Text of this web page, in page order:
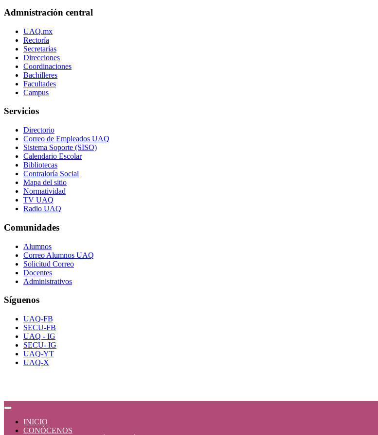
Admnistración central
UAQ.mx
Rectoría
Secretarías
Direcciones
Coordinaciones
Bachilleres
Facultades
Campus
Servicios
Directorio
Correo de Empleados UAQ
Sistema Soporte (SISO)
Calendario Escolar
Bibliotecas
Contraloría Social
Mapa del sitio
Normatividad
TV UAQ
Radio UAQ
Comunidades
Alumnos
Correo Alumnos UAQ
Solicitud Correo
Docentes
Administrativos
Síguenos
UAQ-FB
SECU-FB
UAQ - IG
SECU- IG
UAQ-YT
UAQ-X
INICIO
CONÓCENOS